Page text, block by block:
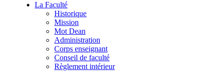
La Faculté
Historique
Mission
Mot Dean
Administration
Corps enseignant
Conseil de faculté
Règlement intérieur